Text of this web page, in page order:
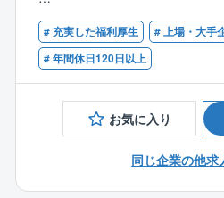
育休産休の取得（もちろん男性
あり、
保育所利用金の補助制度もござ
また、グループの横のつながり
待などの福利厚生もございます
はもちろん、相手の立場になっ
像し、あらゆる知識のもと解決
求められます。
仕事の上流から下流まで一貫し
多くの経験を積みビジネスの
ができます。
※出張可能性あり。
【歓迎】
■不動産営業、金融営業のご経
# 充実した福利厚生
# 上場・大手
# 年間休日120日以上
お気に入り
同じ企業の他求